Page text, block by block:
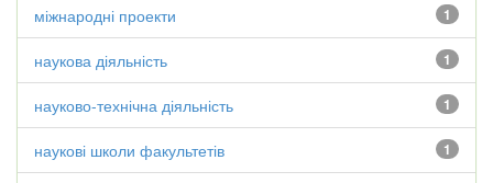
1
міжнародні проекти
1
наукова діяльність
1
науково-технічна діяльність
1
наукові школи факультетів